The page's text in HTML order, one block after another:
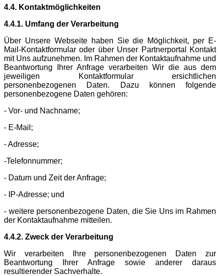
4.4. Kontaktmöglichkeiten
4.4.1. Umfang der Verarbeitung
Über Unsere Webseite haben Sie die Möglichkeit, per E-
Mail-Kontaktformular oder über Unser Partnerportal Kontakt
mit Uns aufzunehmen. Im Rahmen der Kontaktaufnahme und
Beantwortung Ihrer Anfrage verarbeiten Wir die aus dem
jeweiligen Kontaktformular ersichtlichen
personenbezogenen Daten. Dazu können folgende
personenbezogene Daten gehören:
- Vor- und Nachname;
- E-Mail;
- Adresse;
-Telefonnummer;
- Datum und Zeit der Anfrage;
- IP-Adresse; und
- weitere personenbezogene Daten, die Sie Uns im Rahmen
der Kontaktaufnahme mitteilen.
4.4.2. Zweck der Verarbeitung
Wir verarbeiten Ihre personenbezogenen Daten zur
Beantwortung Ihrer Anfrage sowie anderer daraus
resultierender Sachverhalte.